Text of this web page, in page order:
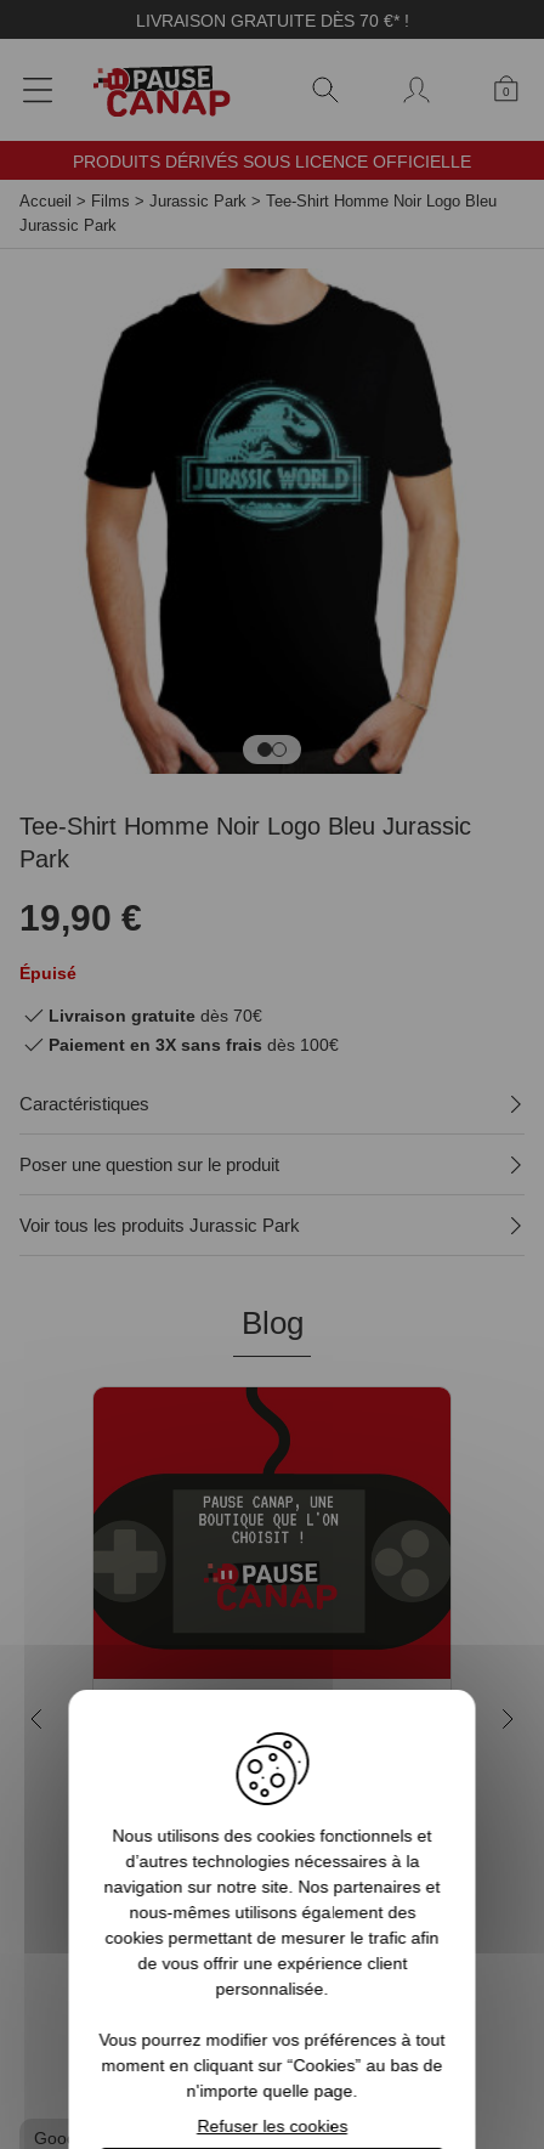
LIVRAISON GRATUITE DÈS 70 €* !
0
PRODUITS DÉRIVÉS SOUS LICENCE OFFICIELLE
Accueil > Films > Jurassic Park > Tee-Shirt Homme Noir Logo Bleu
Jurassic Park
Tee-Shirt Homme Noir Logo Bleu Jurassic
Park
19,90 €
Épuisé
Livraison gratuite dès 70€
Paiement en 3X sans frais dès 100€
Caractéristiques
Poser une question sur le produit
Voir tous les produits Jurassic Park
Blog
Pause Canap
Vous êtes accro aux séries télé ? Toujours
qu’un simple hobby pour vous, mais une
véritable passion ? Alors vous êtes, ici, sur
Pause Canap, à l’endro...
Goodies Jurassic Park T-shirt geek
Panneau de gestion des cookies
Nous utilisons des cookies fonctionnels et
d’autres technologies nécessaires à la
navigation sur notre site. Nos partenaires et
nous-mêmes utilisons également des
cookies permettant de mesurer le trafic afin
de vous offrir une expérience client
personnalisée.
Vous pourrez modifier vos préférences à tout
moment en cliquant sur “Cookies” au bas de
n'importe quelle page.
Refuser les cookies